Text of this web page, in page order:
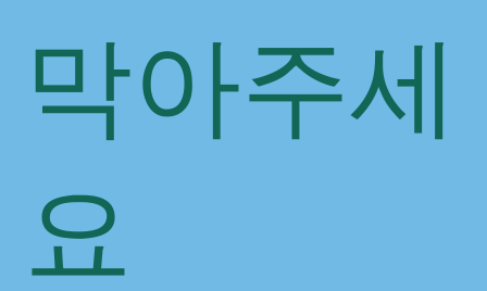
막아주세
요